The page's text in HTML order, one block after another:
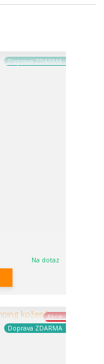
Doprava ZDARMA
Na dotaz
Akce
Doprava ZDARMA